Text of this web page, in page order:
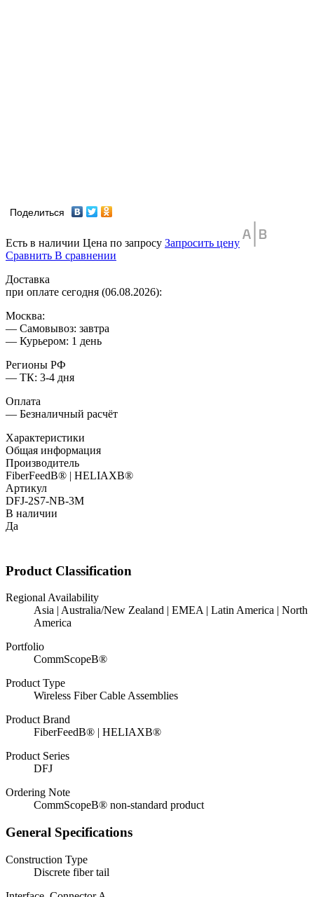
Поделиться
Есть в наличии Цена по запросу Запросить цену
Сравнить В сравнении
Доставка
при оплате сегодня (06.08.2026):
Москва:
— Самовывоз: завтра
— Курьером: 1 день
Регионы РФ
— ТК: 3-4 дня
Оплата
— Безналичный расчёт
Характеристики
Общая информация
Производитель
FiberFeedВ® | HELIAXВ®
Артикул
DFJ-2S7-NB-3M
В наличии
Да
Product Classification
Regional Availability
Asia | Australia/New Zealand | EMEA | Latin America | North
America
Portfolio
CommScopeВ®
Product Type
Wireless Fiber Cable Assemblies
Product Brand
FiberFeedВ® | HELIAXВ®
Product Series
DFJ
Ordering Note
CommScopeВ® non-standard product
General Specifications
Construction Type
Discrete fiber tail